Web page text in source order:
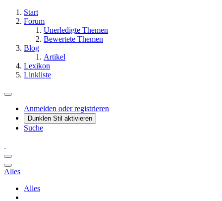
Start
Forum
Unerledigte Themen
Bewertete Themen
Blog
Artikel
Lexikon
Linkliste
Anmelden oder registrieren
Dunklen Stil aktivieren
Suche
Alles
Alles